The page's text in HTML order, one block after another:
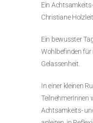
Ein
Christiane
Ein bewusster
Wohlbefinden für
Gelassenheit.
In einer kleinen
TeilnehmerInnen
Achtsamkeits-